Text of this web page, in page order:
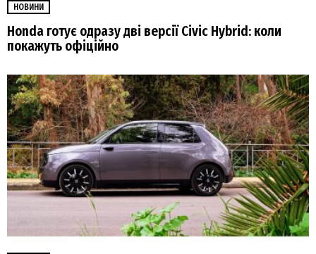
НОВИНИ
Honda готує одразу дві версії Civic Hybrid: коли
покажуть офіційно